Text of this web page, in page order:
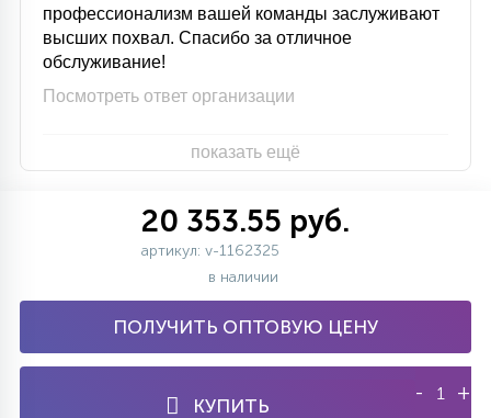
профессионализм вашей команды заслуживают
высших похвал. Спасибо за отличное
обслуживание!
Посмотреть ответ организации
показать ещё
20 353.55 руб.
артикул: v-1162325
в наличии
ПОЛУЧИТЬ ОПТОВУЮ ЦЕНУ
КУПИТЬ
- +